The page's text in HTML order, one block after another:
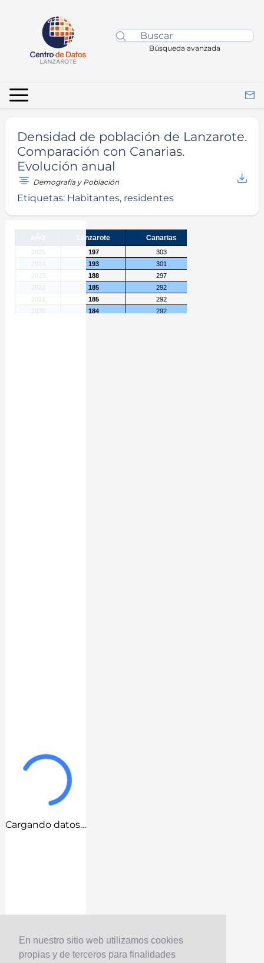
En nuestro sitio web utilizamos cookies
propias y de terceros para finalidades
Búsqueda avanzada
Densidad de población de Lanzarote.
Comparación con Canarias.
Evolución anual
Demografía y Población
Etiquetas: Habitantes, residentes
Cargando datos…